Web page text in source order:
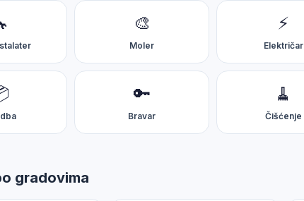
ste grad — naći ćemo pravog majstora i proceniti cenu.
🎨
Moler
⚡
Električar
🔑
Bravar
🧹
Čišćenje
gradovima